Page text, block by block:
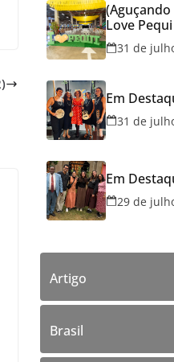
(Aguçando
Love
de pratos
no fim de
31 de
Em
31 de
Em
29 de
Artigo
Brasil